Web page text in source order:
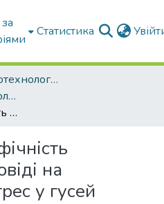
Статистика
Факультет Агротехнологій та екології
Кафедра Харчові технологіі та готельно-ресторанна справа
Тканинна специфічність адаптивної відповіді на оксидативний стрес у гусей
на
у гусей